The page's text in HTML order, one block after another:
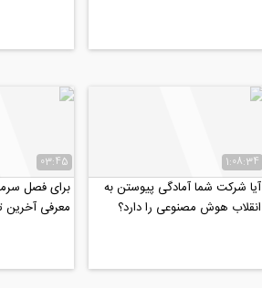
1:08:34
آیا شرکت شما آمادگی پیوستن به
انقلاب هوش مصنوعی را دارد؟
03:45
برای فصل
معرفی آخرین